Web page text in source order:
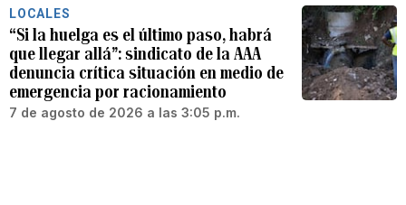
LOCALES
“Si la huelga es el último paso, habrá
que llegar allá”: sindicato de la AAA
denuncia crítica situación en medio de
emergencia por racionamiento
7 de agosto de 2026 a las 3:05 p.m.